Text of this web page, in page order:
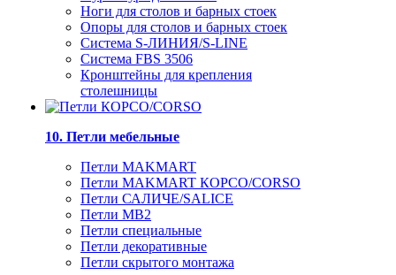
Ноги для столов и барных стоек
Опоры для столов и барных стоек
Система S-ЛИНИЯ/S-LINE
Система FBS 3506
Кронштейны для крепления
столешницы
10. Петли мебельные
Петли MAKMART
Петли MAKMART КОРСО/CORSO
Петли САЛИЧЕ/SALICE
Петли MB2
Петли специальные
Петли декоративные
Петли скрытого монтажа